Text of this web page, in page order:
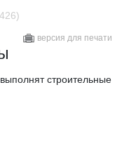
версия для печати
строительные